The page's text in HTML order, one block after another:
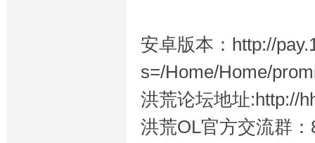
安卓版本：http://
s=/Home/Home/
洪荒论坛地址:http://
洪荒OL官方交流群：